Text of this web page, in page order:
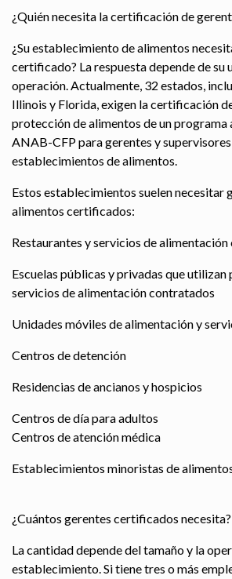
¿Quién necesita la certificación de
¿Su establecimiento de alimentos
certificado? La respuesta depende de su
operación. Actualmente, 32 estados,
Illinois y Florida, exigen la certificación
protección de alimentos de un
ANAB-CFP para gerentes y
establecimientos de alimentos.
Estos establecimientos suelen necesitar
alimentos certificados:
Restaurantes y servicios de alimentación
Escuelas públicas y privadas que utilizan
servicios de alimentación contratados
Unidades móviles de alimentación y
Centros de detención
Residencias de ancianos y hospicios
Centros de día para adultos
Centros de atención médica
Establecimientos minoristas de
¿Cuántos gerentes certificados necesita?
La cantidad depende del tamaño y la
establecimiento. Si tiene tres o más